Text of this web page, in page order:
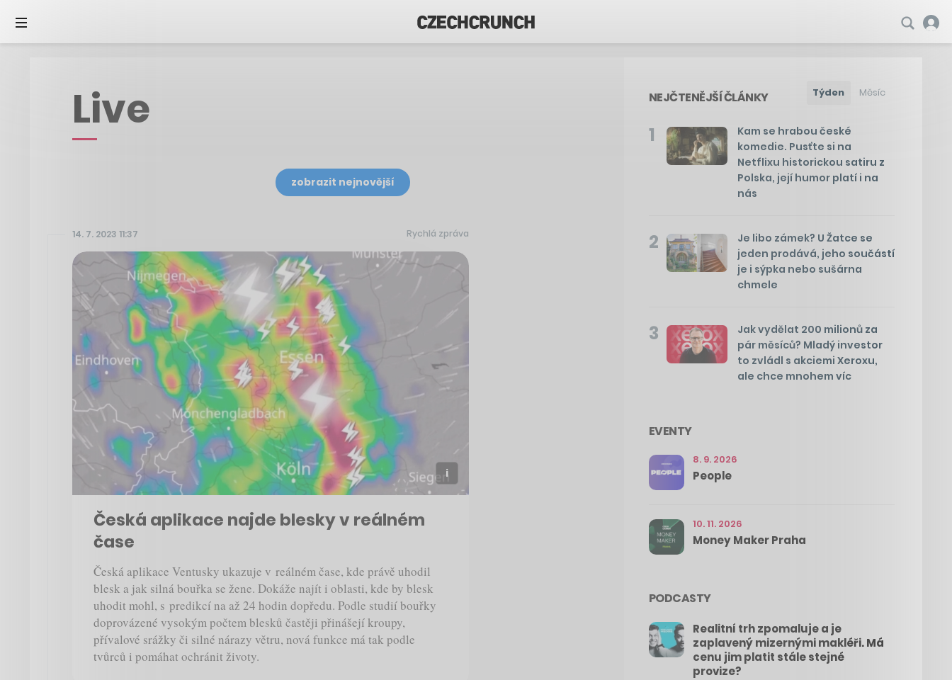
Live
zobrazit nejnovější
14. 7. 2023 11:37 Rychlá zpráva
Česká aplikace najde blesky v reálném
čase
Česká aplikace Ventusky ukazuje v reálném čase, kde právě uhodil
blesk a jak silná bouřka se žene. Dokáže najít i oblasti, kde by blesk
uhodit mohl, s predikcí na až 24 hodin dopředu. Podle studií bouřky
doprovázené vysokým počtem blesků častěji přinášejí kroupy,
přívalové srážky či silné nárazy větru, nová funkce má tak podle
tvůrců i pomáhat ochránit životy.
NEJČTENĚJŠÍ ČLÁNKY Týden Měsíc
1
Kam se hrabou české
komedie. Pusťte si na
Netflixu historickou satiru z
Polska, její humor platí i na
nás
2
Je libo zámek? U Žatce se
jeden prodává, jeho součástí
je i sýpka nebo sušárna
chmele
3
Jak vydělat 200 milionů za
pár měsíců? Mladý investor
to zvládl s akciemi Xeroxu,
ale chce mnohem víc
EVENTY
8. 9. 2026
People
10. 11. 2026
Money Maker Praha
PODCASTY
Realitní trh zpomaluje a je
zaplavený mizernými makléři. Má
cenu jim platit stále stejné
provize?